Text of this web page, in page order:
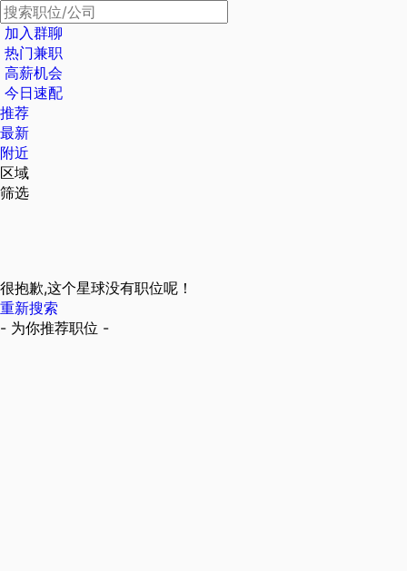
加入群聊
热门兼职
高薪机会
今日速配
推荐
最新
附近
区域
筛选
很抱歉,这个星球没有职位呢！
重新搜索
- 为你推荐职位 -